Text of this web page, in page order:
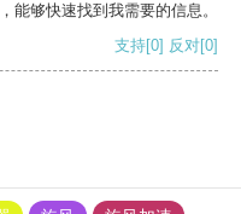
能够快速找到我需要的信息。
支持[0] 反对[0]